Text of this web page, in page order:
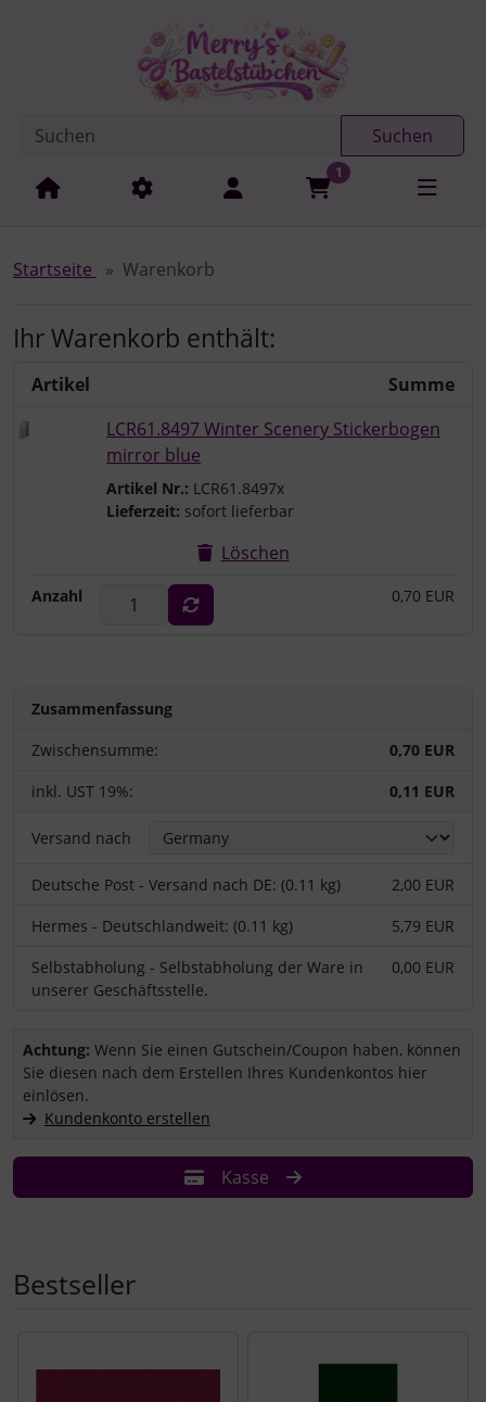
Springe zur Navigation
Suchen
1
Startseite Warenkorb
Ihr Warenkorb enthält:
Artikel
Summe
LCR61.8497 Winter Scenery Stickerbogen
mirror blue
Artikel Nr.: LCR61.8497x
Lieferzeit: sofort lieferbar
Löschen
Anzahl 0,70 EUR
Zusammenfassung
Zwischensumme:
0,70 EUR
inkl. UST 19%:
0,11 EUR
Versand nach
Deutsche Post - Versand nach DE: (0.11 kg)
2,00 EUR
Hermes - Deutschlandweit: (0.11 kg)
5,79 EUR
Selbstabholung - Selbstabholung der Ware in
unserer Geschäftsstelle.
0,00 EUR
Sie haben einen Coupon/Gutschein und wollen ihn einlösen?
Achtung: Wenn Sie einen Gutschein/Coupon haben, können
Sie diesen nach dem Erstellen Ihres Kundenkontos hier
einlösen.
Kundenkonto erstellen
Kasse
Bestseller